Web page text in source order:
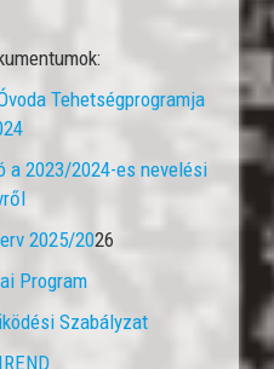
Tehetségprogramja
a 2023/2024-es nevelési
2025/2026
Program
Szabályzat